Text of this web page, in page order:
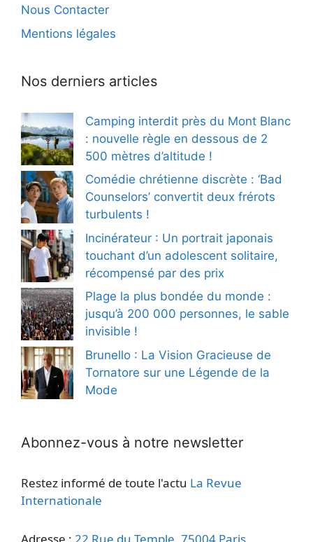
Nous Contacter
Mentions légales
Nos derniers articles
Camping interdit près du Mont Blanc
: nouvelle règle en dessous de 2
500 mètres d’altitude !
Comédie chrétienne discrète : ‘Bad
Counselors’ convertit deux frérots
turbulents !
Incinérateur : Un portrait japonais
touchant d’un adolescent solitaire,
récompensé par des prix
Plage la plus bondée du monde :
jusqu’à 200 000 personnes, le sable
invisible !
Brunello : La Vision Gracieuse de
Tornatore sur une Légende de la
Mode
Abonnez-vous à notre newsletter
Restez informé de toute l'actu La Revue
Internationale
Adresse : 22 Rue du Temple, 75004 Paris